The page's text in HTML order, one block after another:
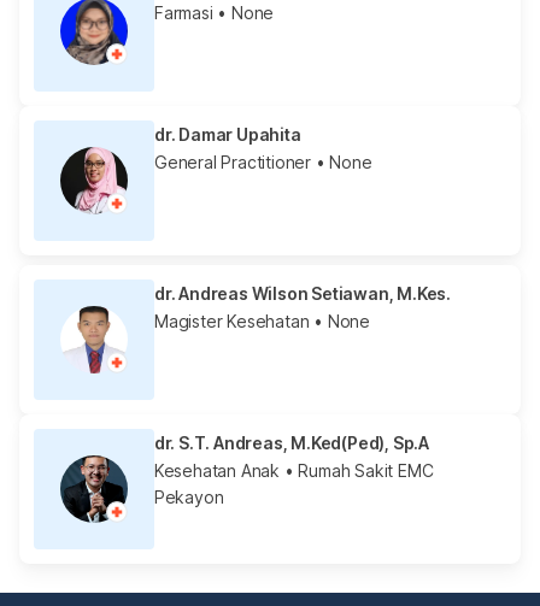
Farmasi • None
dr. Damar Upahita
General Practitioner • None
dr. Andreas Wilson Setiawan, M.Kes.
Magister Kesehatan • None
dr. S.T. Andreas, M.Ked(Ped), Sp.A
Kesehatan Anak • Rumah Sakit EMC
Pekayon